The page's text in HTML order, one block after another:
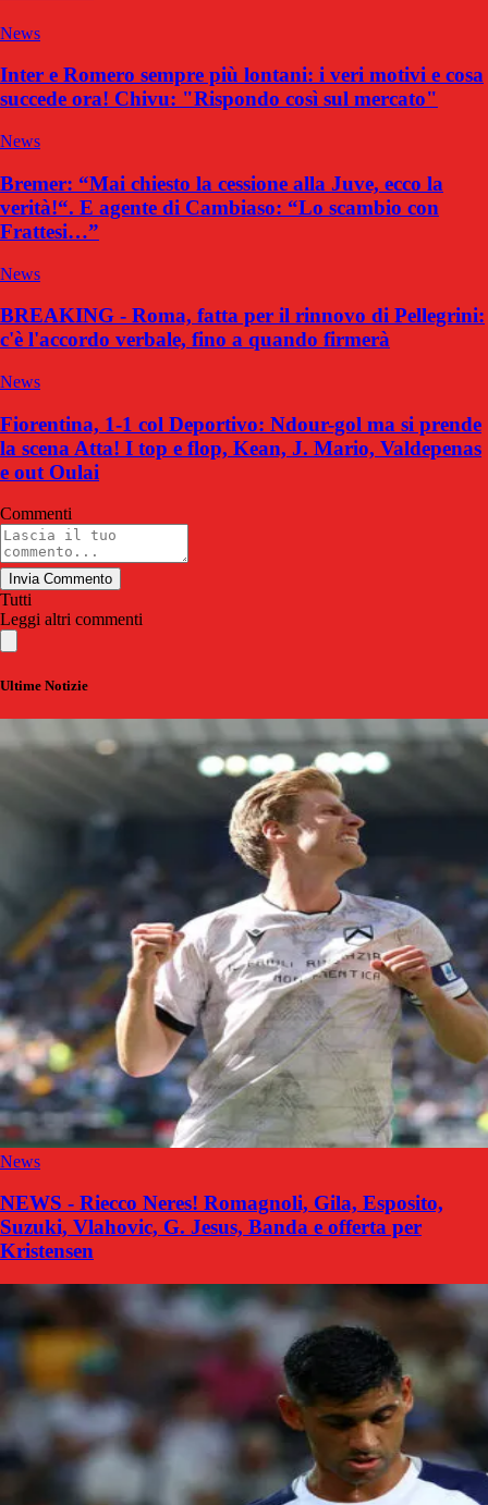
News
Inter e Romero sempre più lontani: i veri motivi e cosa
succede ora! Chivu: "Rispondo così sul mercato"
News
Bremer: “Mai chiesto la cessione alla Juve, ecco la
verità!“. E agente di Cambiaso: “Lo scambio con
Frattesi…”
News
BREAKING - Roma, fatta per il rinnovo di Pellegrini:
c'è l'accordo verbale, fino a quando firmerà
News
Fiorentina, 1-1 col Deportivo: Ndour-gol ma si prende
la scena Atta! I top e flop, Kean, J. Mario, Valdepenas
e out Oulai
Commenti
Invia Commento
Tutti
Leggi altri commenti
Ultime Notizie
News
NEWS - Riecco Neres! Romagnoli, Gila, Esposito,
Suzuki, Vlahovic, G. Jesus, Banda e offerta per
Kristensen